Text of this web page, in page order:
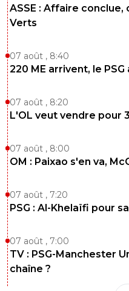
ASSE : Affaire conclue,
Verts
07 août , 8:40
220 ME arrivent, le
07 août , 8:20
L'OL veut vendre pour
07 août , 8:00
OM : Paixao s'en va,
07 août , 7:20
PSG : Al-Khelaïfi pour
07 août , 7:00
TV : PSG-Manchester
chaîne ?